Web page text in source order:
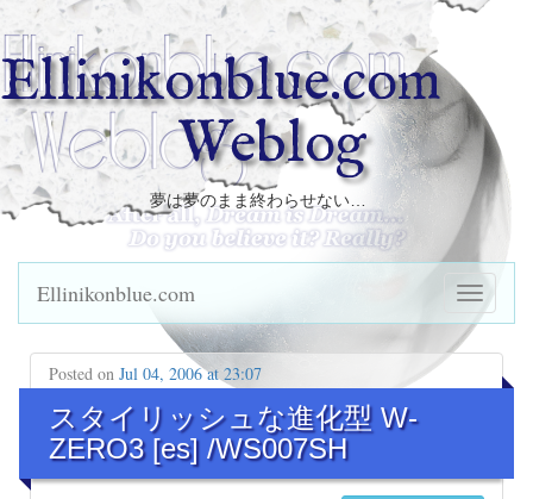
Ellinikonblue.com
Weblog
夢は夢のまま終わらせない…
Ellinikonblue.com
Posted on Jul 04, 2006 at 23:07
スタイリッシュな進化型 W-
ZERO3 [es] /WS007SH